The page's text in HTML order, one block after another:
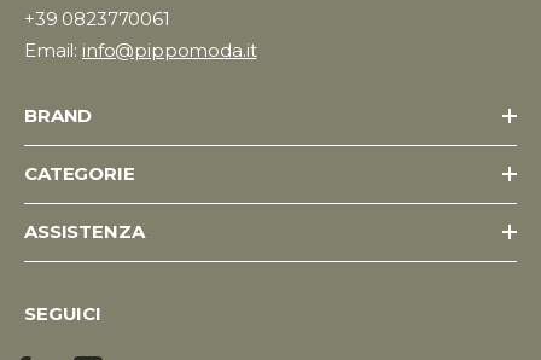
+39 0823770061
Email: info@pippomoda.it
BRAND
CATEGORIE
ASSISTENZA
SEGUICI